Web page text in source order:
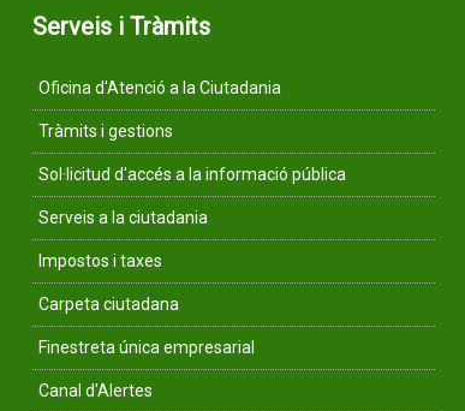
Serveis i Tràmits
Oficina d'Atenció a la Ciutadania
Tràmits i gestions
Sol·licitud d'accés a la informació pública
Serveis a la ciutadania
Impostos i taxes
Carpeta ciutadana
Finestreta única empresarial
Canal d'Alertes